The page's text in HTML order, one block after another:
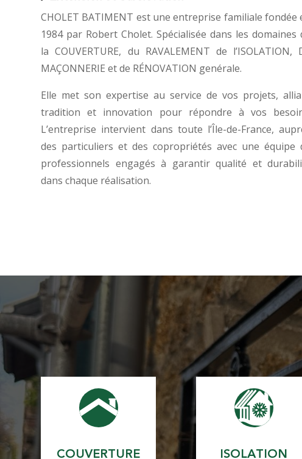
CHOLET BATIMENT est une entreprise familiale fondée
1984 par Robert Cholet. Spécialisée dans les domaines
la COUVERTURE, du RAVALEMENT de l’ISOLATION,
MAÇONNERIE et de RÉNOVATION genérale.
Elle met son expertise au service de vos projets,
tradition et innovation pour répondre à vos
L’entreprise intervient dans toute l’Île-de-France,
des particuliers et des copropriétés avec une équipe
professionnels engagés à garantir qualité et
dans chaque réalisation.
COUVERTURE
ISOLATION